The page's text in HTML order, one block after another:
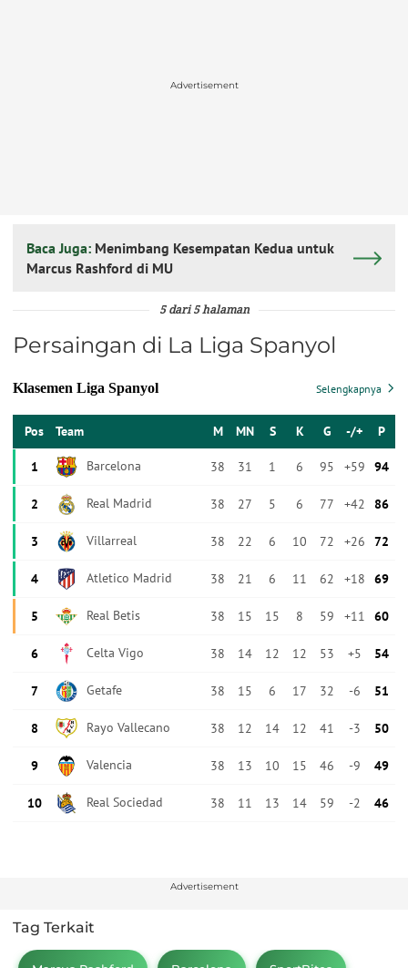
Advertisement
Baca Juga: Menimbang Kesempatan Kedua untuk
Marcus Rashford di MU
5 dari 5 halaman
Persaingan di La Liga Spanyol
Advertisement
Tag Terkait